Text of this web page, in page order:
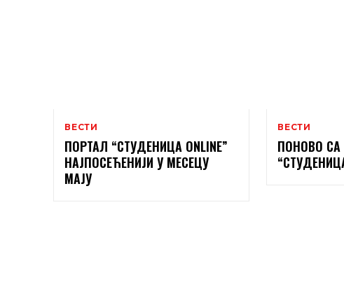
ВЕСТИ
ПОРТАЛ “СТУДЕНИЦА ONLINE”
НАЈПОСЕЋЕНИЈИ У МЕСЕЦУ
МАЈУ
ВЕСТИ
ПОНОВО